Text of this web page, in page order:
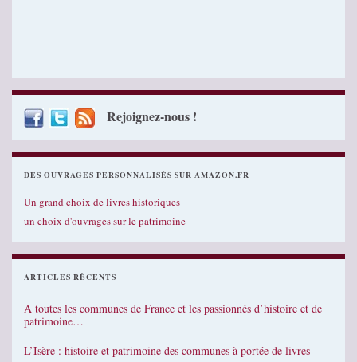
Rejoignez-nous !
DES OUVRAGES PERSONNALISÉS SUR AMAZON.FR
Un grand choix de livres historiques
un choix d'ouvrages sur le patrimoine
ARTICLES RÉCENTS
A toutes les communes de France et les passionnés d’histoire et de
patrimoine…
L’Isère : histoire et patrimoine des communes à portée de livres